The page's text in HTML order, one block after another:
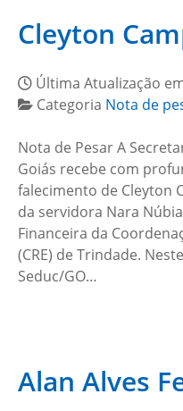
Cleyton
Última Atualização
Categoria Nota de
Nota de Pesar A
Goiás recebe com
falecimento de Cleyton
da servidora Nara
Financeira da
(CRE) de Trindade.
Seduc/GO…
Alan Alves